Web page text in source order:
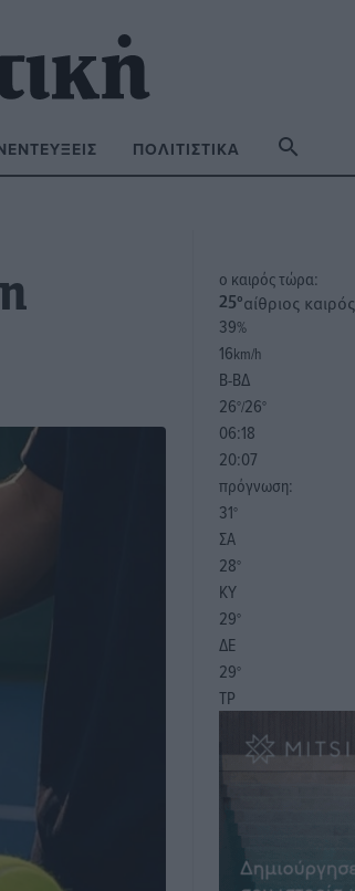
ΠΟΛΙΤΙΣΤΙΚΆ
o καιρός τώρα:
25°αίθριος καιρός
39%
16km/h
Β-ΒΔ
26°/26°
06:18
20:07
πρόγνωση:
31°
ΣΑ
28°
ΚΥ
29°
ΔΕ
29°
ΤΡ